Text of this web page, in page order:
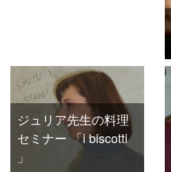
ジュリア先生の料理
セミナー 「i biscotti
」